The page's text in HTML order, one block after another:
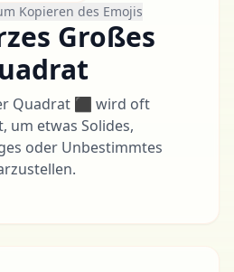
Kopieren des Emojis
Großes
Quadrat ⬛ wird oft
um etwas Solides,
oder Unbestimmtes